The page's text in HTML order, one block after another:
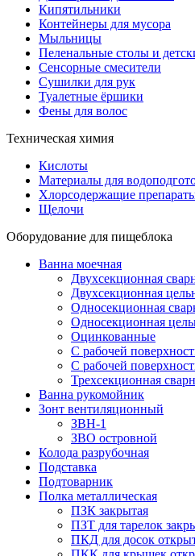
Кипятильники
Контейнеры для мусора
Мыльницы
Пеленальные столы и
Сенсорные смесители
Сушилки для рук
Туалетные ёршики
Фены для волос
Техническая химия
Кислоты
Материалы для
Хлорсодержащие
Щелочи
Оборудование для пищеблока
Ванна моечная
Двухсекционная
Двухсекционная
Односекционная
Односекционная
Оцинкованные
С рабочей
С рабочей
Трехсекционная
Ванна рукомойник
Зонт вентиляционный
ЗВН-1
ЗВО островной
Колода разрубочная
Подставка
Подтоварник
Полка металлическая
ПЗК закрытая
ПЗТ для тарелок
ПКД для досок